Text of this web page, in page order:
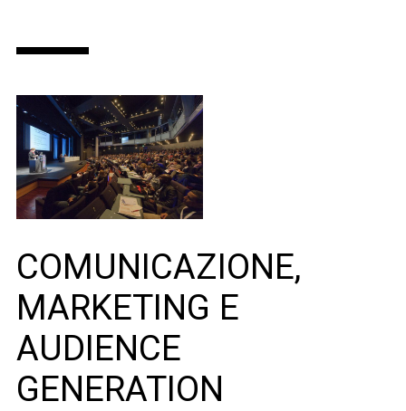
COMUNICAZIONE,
MARKETING E
AUDIENCE
GENERATION